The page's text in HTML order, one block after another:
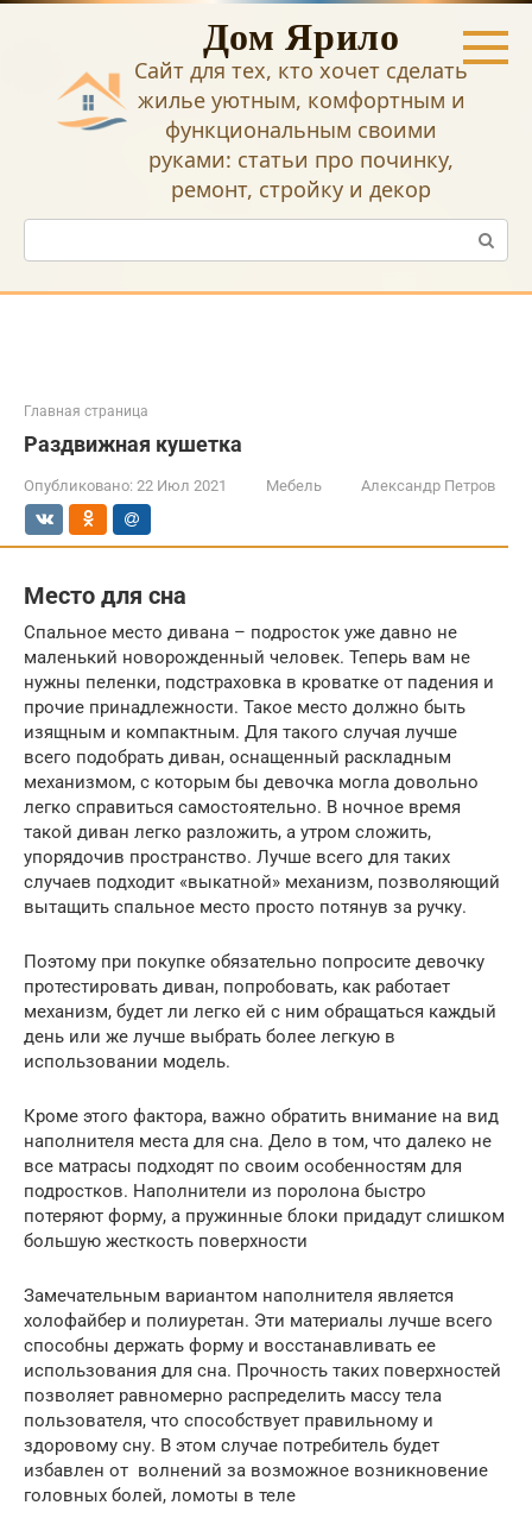
Перейти
Дом Ярило
Сайт для тех, кто хочет сделать
жилье уютным, комфортным и
функциональным своими
руками: статьи про починку,
ремонт, стройку и декор
Поиск:
Главная страница
Раздвижная кушетка
Опубликовано: 22 Июл 2021 Мебель Александр Петров
Место для сна
Спальное место дивана – подросток уже давно не
маленький новорожденный человек. Теперь вам не
нужны пеленки, подстраховка в кроватке от падения и
прочие принадлежности. Такое место должно быть
изящным и компактным. Для такого случая лучше
всего подобрать диван, оснащенный раскладным
механизмом, с которым бы девочка могла довольно
легко справиться самостоятельно. В ночное время
такой диван легко разложить, а утром сложить,
упорядочив пространство. Лучше всего для таких
случаев подходит «выкатной» механизм, позволяющий
вытащить спальное место просто потянув за ручку.
Поэтому при покупке обязательно попросите девочку
протестировать диван, попробовать, как работает
механизм, будет ли легко ей с ним обращаться каждый
день или же лучше выбрать более легкую в
использовании модель.
Кроме этого фактора, важно обратить внимание на вид
наполнителя места для сна. Дело в том, что далеко не
все матрасы подходят по своим особенностям для
подростков. Наполнители из поролона быстро
потеряют форму, а пружинные блоки придадут слишком
большую жесткость поверхности
Замечательным вариантом наполнителя является
холофайбер и полиуретан. Эти материалы лучше всего
способны держать форму и восстанавливать ее
использования для сна. Прочность таких поверхностей
позволяет равномерно распределить массу тела
пользователя, что способствует правильному и
здоровому сну. В этом случае потребитель будет
избавлен от волнений за возможное возникновение
головных болей, ломоты в теле